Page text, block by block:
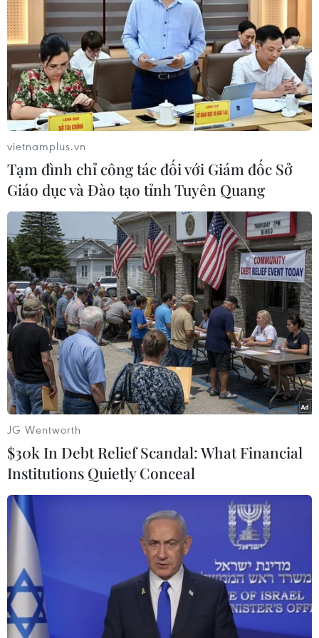
Pháp đối mặt dịch cúm gia cầm tồi tệ
nhất từ trước đến nay
11/04/2022 12:22
Kể từ cuối tháng 11/2021 đến nay, Pháp đã buộc phải
tiêu hủy hơn 13 triệu con gia cầm nhằm ngăn chặn chuỗi
lây lan của dịch bệnh, vốn được cho là do các loài chim
hoang dã di cư mang tới.
vietnamplus.vn
Tạm đình chỉ công tác đối với Giám đốc Sở
Giáo dục và Đào tạo tỉnh Tuyên Quang
JG Wentworth
$30k In Debt Relief Scandal: What Financial
Institutions Quietly Conceal